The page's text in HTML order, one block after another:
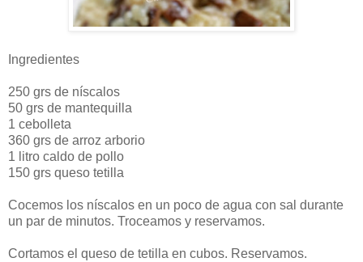
Ingredientes
250 grs de níscalos
50 grs de mantequilla
1 cebolleta
360 grs de arroz arborio
1 litro caldo de pollo
150 grs queso tetilla
Cocemos los níscalos en un poco de agua con sal durante
un par de minutos. Troceamos y reservamos.
Cortamos el queso de tetilla en cubos. Reservamos.